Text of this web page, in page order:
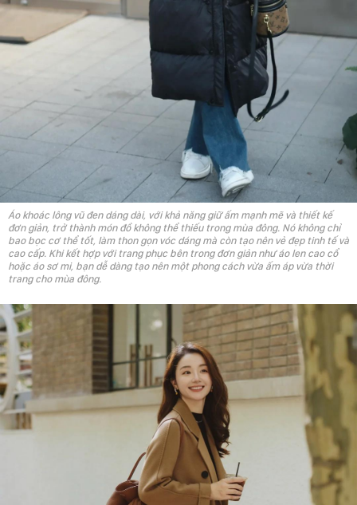
Áo khoác lông vũ đen dáng dài, với khả năng giữ ấm mạnh mẽ và thiết kế
đơn giản, trở thành món đồ không thể thiếu trong mùa đông. Nó không chỉ
bao bọc cơ thể tốt, làm thon gọn vóc dáng mà còn tạo nên vẻ đẹp tinh tế và
cao cấp. Khi kết hợp với trang phục bên trong đơn giản như áo len cao cổ
hoặc áo sơ mi, bạn dễ dàng tạo nên một phong cách vừa ấm áp vừa thời
trang cho mùa đông.